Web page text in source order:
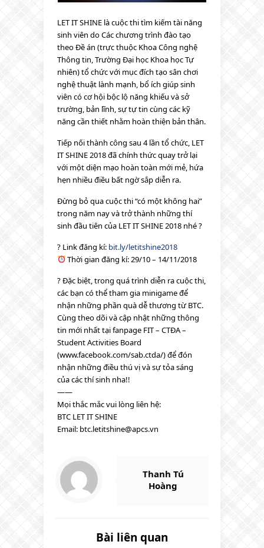
LET IT SHINE là cuộc thi tìm kiếm tài năng
sinh viên do Các chương trình đào tạo
theo Đề án (trực thuộc Khoa Công nghệ
Thông tin, Trường Đại học Khoa học Tự
nhiên) tổ chức với mục đích tạo sân chơi
nghệ thuật lành mạnh, bổ ích giúp sinh
viên có cơ hội bộc lộ năng khiếu và sở
trường, bản lĩnh, sự tự tin cùng các kỹ
năng cần thiết nhằm hoàn thiện bản thân.
Tiếp nối thành công sau 4 lần tổ chức, LET
IT SHINE 2018 đã chính thức quay trở lại
với một diện mạo hoàn toàn mới mẻ, hứa
hẹn nhiều điều bất ngờ sắp diễn ra.
Đừng bỏ qua cuộc thi “có một không hai”
trong năm nay và trở thành những thí
sinh đầu tiên của LET IT SHINE 2018 nhé?
?Link đăng kí: bit.ly/letitshine2018
Thời gian đăng kí: 29/10 – 14/11/2018
?Đặc biệt, trong quá trình diễn ra cuộc thi,
các bạn có thể tham gia minigame để
nhận những phần quà dễ thương từ BTC.
Cùng theo dõi và cập nhật những thông
tin mới nhất tại fanpage FIT – CTĐA –
Student Activities Board
(www.facebook.com/sab.ctda/) để đón
nhận những điều thú vị và sự tỏa sáng
của các thí sinh nha!!
——
Mọi thắc mắc vui lòng liên hệ:
BTC LET IT SHINE
Email: btc.letitshine@apcs.vn
Thanh Tú
Hoàng
Bài liên quan